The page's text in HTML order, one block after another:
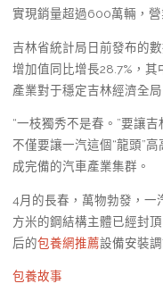
實現銷量超過600萬輛，營
吉林省統計局日前發布的
增加值同比增長28.7%，
產業對于穩定吉林經濟全
“一枝獨秀不是春。”要讓
不僅要讓一汽這個“龍頭”
成完備的汽車產業集群。
4月的長春，萬物勃發，一
方米的鋼結構主體已經封
后的包養網推薦設備安裝
包養故事